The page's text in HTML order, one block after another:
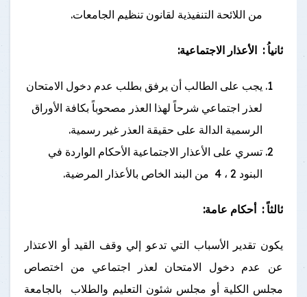
من اللائحة التنفيذية لقانون تنظيم الجامعات.
ثانياُ : الأعذار الاجتماعية:
يجب على الطالب أن يرفق بطلب عدم دخول الامتحان
لعذر اجتماعي شرحاً لهذا العذر مصحوباً بكافة الأوراق
الرسمية الدالة على حقيقة العذر غير رسمية.
تسري على الأعذار الاجتماعية الأحكام الواردة في
البنود 2 ، 4 من البند الخاص بالأعذار المرضية.
ثالثاً : أحكام عامة:
يكون تقدير الأسباب التي تدعو إلي وقف القيد أو الاعتذار
عن عدم دخول الامتحان لعذر اجتماعي من اختصاص
مجلس الكلية أو مجلس شئون التعليم والطلاب بالجامعة